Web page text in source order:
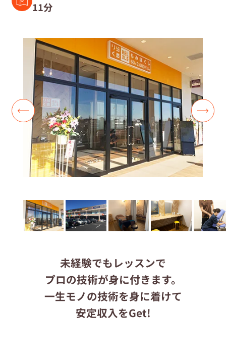
募集要項
コラム一覧
よくあるご質問
応募する
りらくるサイト
11分
未経験でもレッスンで
プロの技術が身に付きます。
一生モノの技術を身に着けて
安定収入をGet!